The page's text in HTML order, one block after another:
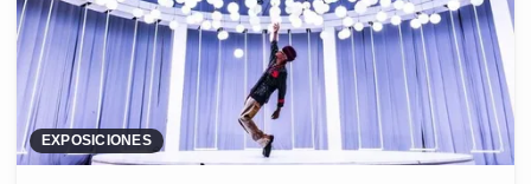
EXPOSICIONES